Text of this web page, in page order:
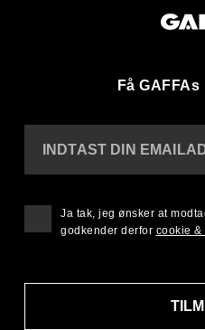
Få
INDTAST DIN
Ja tak, jeg ønsker at
godkender derfor cookie